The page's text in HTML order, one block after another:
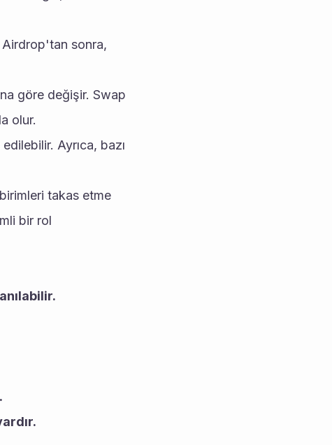
Airdrop'tan sonra,
göre değişir. Swap
olur.
Ayrıca, bazı
takas etme
bir rol